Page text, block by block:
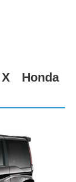
X Honda